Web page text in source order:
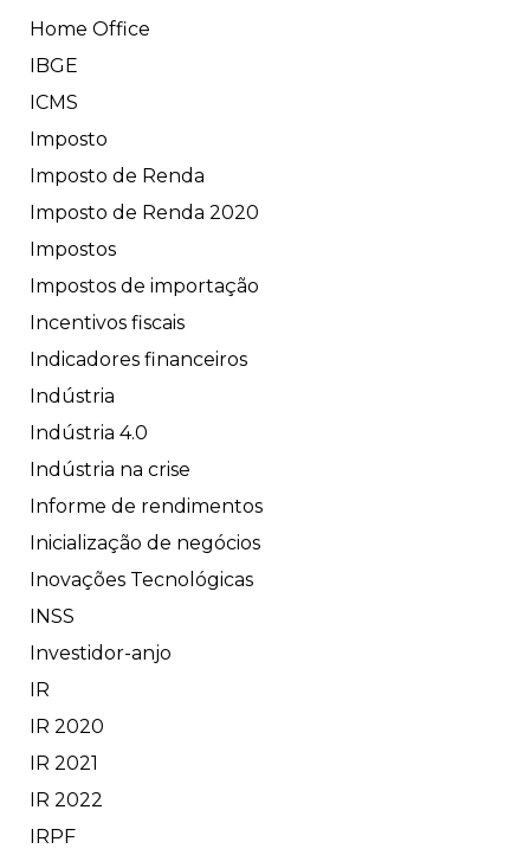
Home Office
IBGE
ICMS
Imposto
Imposto de Renda
Imposto de Renda 2020
Impostos
Impostos de importação
Incentivos fiscais
Indicadores financeiros
Indústria
Indústria 4.0
Indústria na crise
Informe de rendimentos
Inicialização de negócios
Inovações Tecnológicas
INSS
Investidor-anjo
IR
IR 2020
IR 2021
IR 2022
IRPF